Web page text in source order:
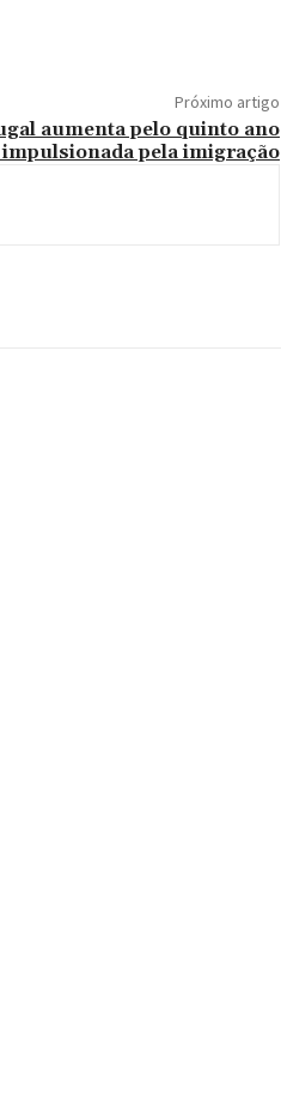
Próximo artigo
aumenta pelo quinto ano
pela imigração